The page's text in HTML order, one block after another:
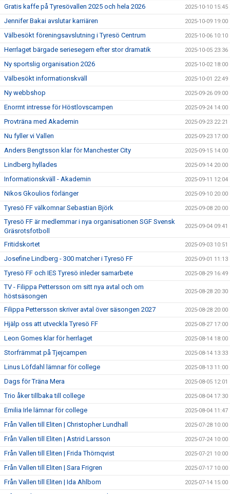
Gratis kaffe på Tyresövallen 2025 och hela 2026 2025-10-10 15:45
Jennifer Bakai avslutar karriären 2025-10-09 19:00
Välbesökt föreningsavslutning i Tyresö Centrum 2025-10-06 10:10
Herrlaget bärgade seriesegern efter stor dramatik 2025-10-05 23:36
Ny sportslig organisation 2026 2025-10-02 18:00
Välbesökt informationskväll 2025-10-01 22:49
Ny webbshop 2025-09-26 09:00
Enormt intresse för Höstlovscampen 2025-09-24 14:00
Provträna med Akademin 2025-09-23 22:21
Nu fyller vi Vallen 2025-09-23 17:00
Anders Bengtsson klar för Manchester City 2025-09-15 14:00
Lindberg hyllades 2025-09-14 20:00
Informationskväll - Akademin 2025-09-11 12:04
Nikos Gkoulios förlänger 2025-09-10 20:00
Tyresö FF välkomnar Sebastian Björk 2025-09-08 20:00
Tyresö FF är medlemmar i nya organisationen SGF Svensk
Gräsrotsfotboll
2025-09-04 09:41
Fritidskortet 2025-09-03 10:51
Josefine Lindberg - 300 matcher i Tyresö FF 2025-09-01 11:13
Tyresö FF och IES Tyresö inleder samarbete 2025-08-29 16:49
TV - Filippa Pettersson om sitt nya avtal och om
höstsäsongen
2025-08-28 20:30
Filippa Pettersson skriver avtal över säsongen 2027 2025-08-28 20:00
Hjälp oss att utveckla Tyresö FF 2025-08-27 17:00
Leon Gomes klar för herrlaget 2025-08-14 18:00
Storfrämmat på Tjejcampen 2025-08-14 13:33
Linus Löfdahl lämnar för college 2025-08-13 11:00
Dags för Träna Mera 2025-08-05 12:01
Trio åker tillbaka till college 2025-08-04 17:30
Emilia Irle lämnar för college 2025-08-04 11:47
Från Vallen till Eliten | Christopher Lundhall 2025-07-28 10:00
Från Vallen till Eliten | Astrid Larsson 2025-07-24 10:00
Från Vallen till Eliten | Frida Thörnqvist 2025-07-21 10:00
Från Vallen till Eliten | Sara Frigren 2025-07-17 10:00
Från Vallen till Eliten | Ida Ahlbom 2025-07-14 15:00